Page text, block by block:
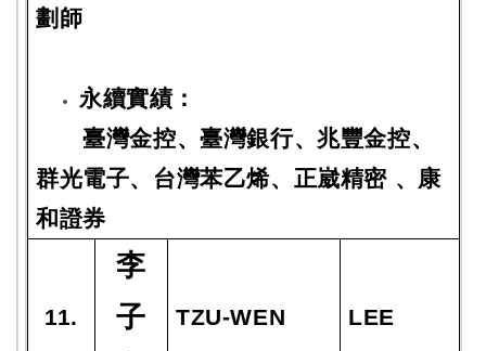
劃師
永續實績：
臺灣金控、臺灣銀行、兆豐金控、
群光電子、台灣苯乙烯、正崴精密 、康
和證券
11.
李
子
TZU-WEN LEE